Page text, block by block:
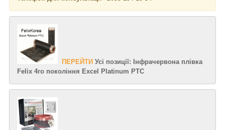
ПЕРЕЙТИ Усі позиції: Інфрачервона плівка
Felix 4го покоління Excel Platinum PTC